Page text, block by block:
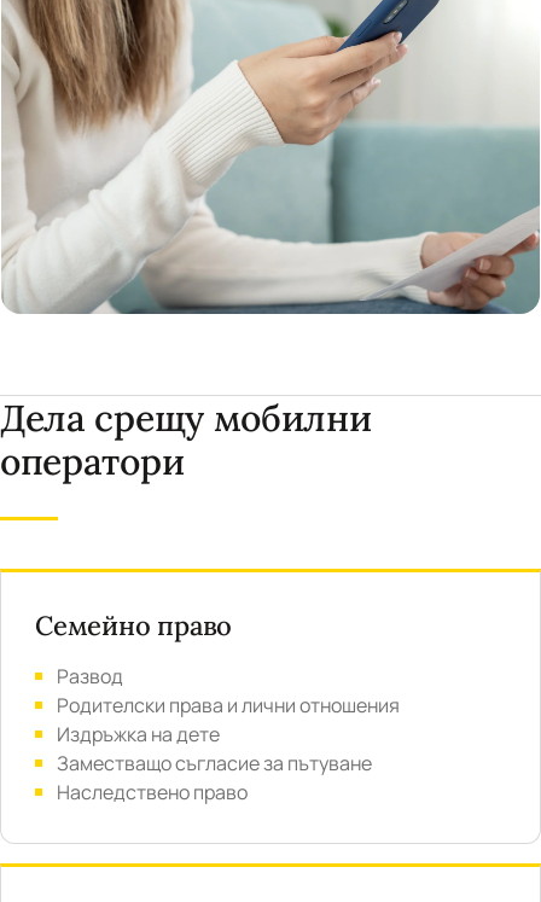
Дела срещу мобилни
оператори
Семейно право
Развод
Родителски права и лични отношения
Издръжка на дете
Заместващо съгласие за пътуване
Наследствено право